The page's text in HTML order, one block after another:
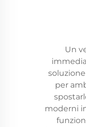
Un
per
moderni